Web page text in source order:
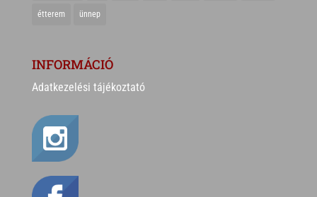
étterem ünnep
INFORMÁCIÓ
Adatkezelési tájékoztató